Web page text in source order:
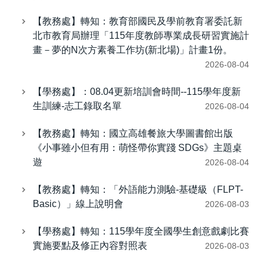
【教務處】轉知：教育部國民及學前教育署委託新
北市教育局辦理「115年度教師專業成長研習實施計
畫－夢的N次方素養工作坊(新北場)」計畫1份。
2026-08-04
【學務處】：08.04更新培訓會時間--115學年度新
生訓練-志工錄取名單
2026-08-04
【教務處】轉知：國立高雄餐旅大學圖書館出版
《小事雖小但有用：萌怪帶你實踐 SDGs》主題桌
遊
2026-08-04
【教務處】轉知：「外語能力測驗-基礎級（FLPT-
Basic）」線上說明會
2026-08-03
【學務處】轉知：115學年度全國學生創意戲劇比賽
實施要點及修正內容對照表
2026-08-03